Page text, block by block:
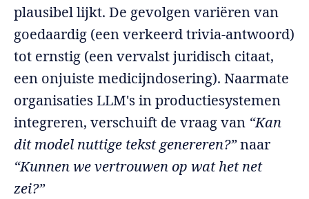
plausibel lijkt. De gevolgen variëren van
goedaardig (een verkeerd trivia-antwoord)
tot ernstig (een vervalst juridisch citaat,
een onjuiste medicijndosering). Naarmate
organisaties LLM's in productiesystemen
integreren, verschuift de vraag van “Kan
dit model nuttige tekst genereren?”naar
“Kunnen we vertrouwen op wat het net
zei?”